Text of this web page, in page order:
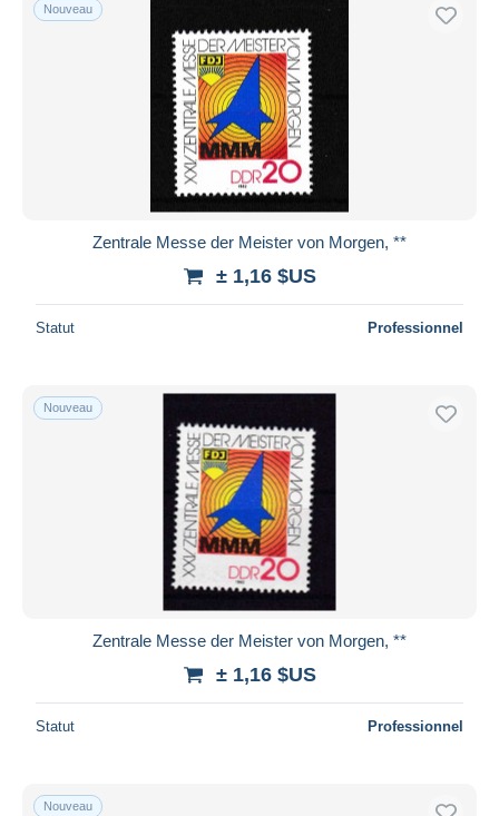
Nouveau
Zentrale Messe der Meister von Morgen, **
± 1,16 $US
Statut Professionnel
Nouveau
Zentrale Messe der Meister von Morgen, **
± 1,16 $US
Statut Professionnel
Nouveau